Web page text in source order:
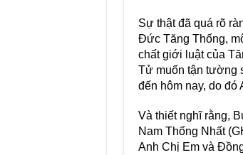
Sự thật đã quá rõ
Đức Tăng Thống,
chất giới luật của
Tử muốn tận tường
đến hôm nay, do
Và thiết nghĩ rằng,
Nam Thống Nhất
Anh Chị Em và